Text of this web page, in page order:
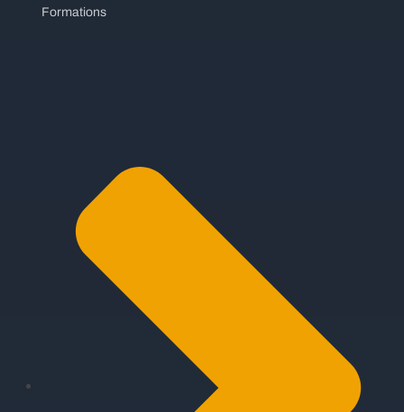
Formations